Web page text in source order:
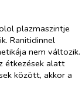
plazmaszintje
Ranitidinnel
nem változik.
étkezések alatt
között, akkor a